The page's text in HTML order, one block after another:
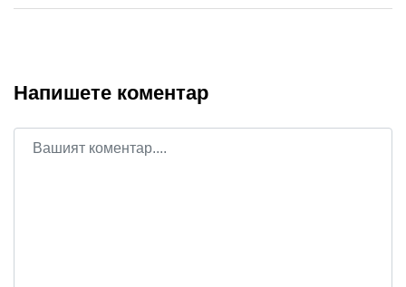
Напишете коментар